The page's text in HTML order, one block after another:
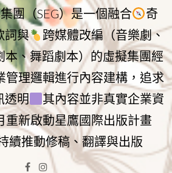
團（SEG）是一個融合
奇
詞與
跨媒體改編（音樂劇、
本、舞蹈劇本）的虛擬集團經
管理邏輯進行內容建構，追求
透明
其內容並非真實企業資
重新啟動星鷹國際出版計畫
續推動修稿、翻譯與出版
Facebook
Instagram